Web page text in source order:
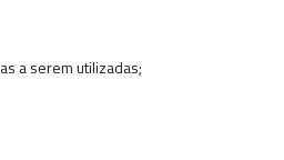
a serem utilizadas;